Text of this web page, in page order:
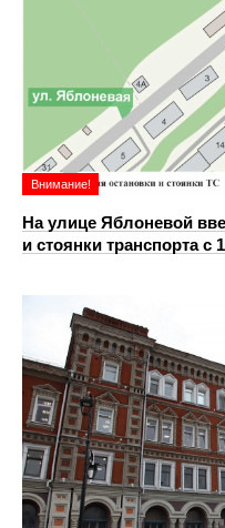
Внимание!
На улице Яблоневой
и стоянки транспорта с